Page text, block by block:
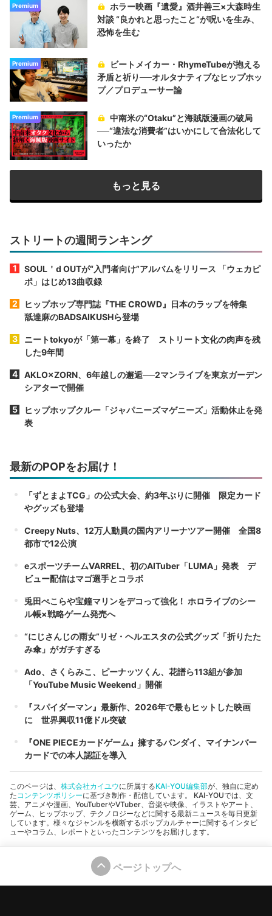
Premium
ホラー映画『遺愛』酒井善三×大森時生
対談 “良かれと思ったこと“が呪いを生み、
恐怖を生む
Premium
ビートメイカー・RhymeTubeが抱える
矛盾と祈り──オルタナティブなヒップホッ
プ／プロデューサー論
Premium
中南米の“Otaku”と海賊版漫画の破局
──“違法な消費者”はいかにして合法化して
いったか
もっと見る
ストリートの週間ランキング
SOUL＇d OUTが“入門者向け”アルバムをリリース 「ウェカピ
ポ」はじめ13曲収録
ヒップホップ専門誌『THE CROWD』日本のラップを特集
舐達麻のBADSAIKUSHら登場
ニートtokyoが「第一幕」を終了 ストリート文化の肉声を残
した9年間
AKLO×ZORN、6年越しの邂逅──2マンライブを東京ガーデン
シアターで開催
ヒップホップクルー「ジャパニーズマゲニーズ」活動休止を発
表
最新のPOPをお届け！
「ずとまよTCG」の公式大会、約3年ぶりに開催 限定カード
やグッズも登場
Creepy Nuts、12万人動員の国内アリーナツアー開催 全国8
都市で12公演
eスポーツチームVARREL、初のAITuber「LUMA」発表 デ
ビュー配信はマゴ選手とコラボ
兎田ぺこらや宝鐘マリンをデコって強化！ ホロライブのシー
ル帳×戦略ゲーム発売へ
“にじさんじの雨女”リゼ・ヘルエスタの公式グッズ「折りたた
み傘」がガチすぎる
Ado、さくらみこ、ピーナッツくん、花譜ら113組が参加
「YouTube Music Weekend」開催
『スパイダーマン』最新作、2026年で最もヒットした映画
に 世界興収11億ドル突破
『ONE PIECEカードゲーム』擁するバンダイ、マイナンバー
カードでの本人認証を導入
このページは、 株式会社カイユウに所属するKAI-YOU編集部が、独自に定め
た コンテンツポリシーに基づき制作・配信しています。 KAI-YOUでは、文
芸、アニメや漫画、YouTuberやVTuber、音楽や映像、イラストやアート、
ゲーム、ヒップホップ、テクノロジーなどに関する最新ニュースを毎日更新
しています。様々なジャンルを横断するポップカルチャーに関するインタビ
ューやコラム、レポートといったコンテンツをお届けします。
ページトップへ